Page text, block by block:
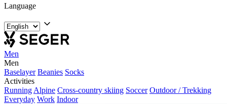
Language
Men
Men
Baselayer Beanies Socks
Activities
Running Alpine Cross-country skiing Soccer Outdoor / Trekking
Everyday Work Indoor